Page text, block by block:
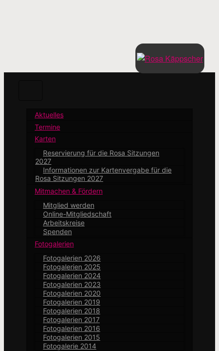
Aktuelles
Termine
Karten
Reservierung für die Rosa Sitzungen
2027
Informationen zur Kartenvergabe für die
Rosa Sitzungen 2027
Mitmachen & Fördern
Mitglied werden
Online-Mitgliedschaft
Arbeitskreise
Spenden
Fotogalerien
Fotogalerien 2026
Fotogalerien 2025
Fotogalerien 2024
Fotogalerien 2023
Fotogalerien 2020
Fotogalerien 2019
Fotogalerien 2018
Fotogalerien 2017
Fotogalerien 2016
Fotogalerien 2015
Fotogalerie 2014